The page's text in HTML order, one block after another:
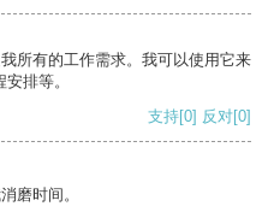
所有的工作需求。我可以使用它来
排等。
支持[0] 反对[0]
磨时间。